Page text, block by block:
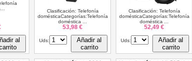
al
Clasificación: Telefonía
domésticaCategorías:Telefonía
doméstica ...
53,98 €
Uds:
Añadir al
carrito
Clasificación: Telefonía
domésticaCategorías:Telefonía
doméstica ...
52,49 €
Uds:
Añadir al
carrito